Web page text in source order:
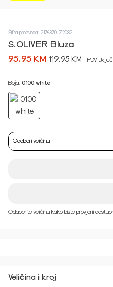
Šifra proizvoda: 2176370-Z2082
S.OLIVER Bluza
95,95 KM 119,95 KM PDV
Boja: 0100 white
Odaberi veličinu
Odaberite veličinu kako biste provjerili
Veličina i kroj